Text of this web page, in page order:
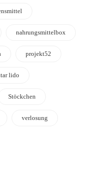
nahrungsmittelbox
projekt52
lido
Stöckchen
verlosung